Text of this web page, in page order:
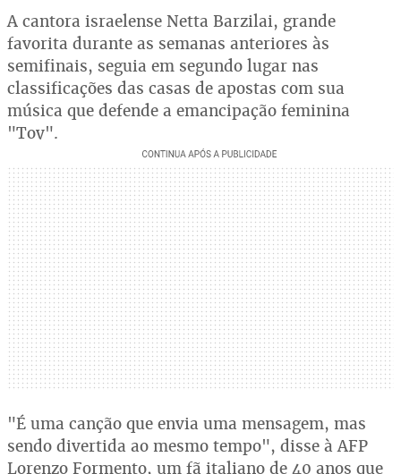
A cantora israelense Netta Barzilai, grande
favorita durante as semanas anteriores às
semifinais, seguia em segundo lugar nas
classificações das casas de apostas com sua
música que defende a emancipação feminina
"Toy".
"É uma canção que envia uma mensagem, mas
sendo divertida ao mesmo tempo", disse à AFP
Lorenzo Formento, um fã italiano de 40 anos que